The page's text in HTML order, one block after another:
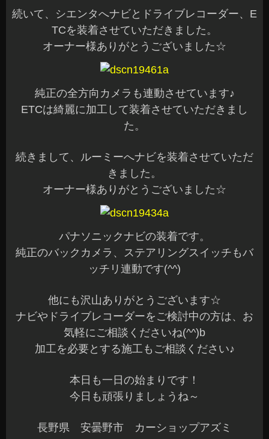
続いて、シエンタへナビとドライブレコーダー、E
TCを装着させていただきました。
オーナー様ありがとうございました☆
純正の全方向カメラも連動させています♪
ETCは綺麗に加工して装着させていただきまし
た。
続きまして、ルーミーへナビを装着させていただ
きました。
オーナー様ありがとうございました☆
パナソニックナビの装着です。
純正のバックカメラ、ステアリングスイッチもバ
ッチリ連動です(^^)
他にも沢山ありがとうございます☆
ナビやドライブレコーダーをご検討中の方は、お
気軽にご相談くださいね(^^)b
加工を必要とする施工もご相談ください♪
本日も一日の始まりです！
今日も頑張りましょうね～
長野県 安曇野市 カーショップアズミ